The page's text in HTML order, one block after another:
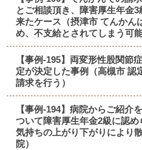
とご相談頂き、障害厚生年金
来たケース（摂津市 てんかん
め、不支給とされてしまう可
【事例-195】両変形性股関節
定が決定した事例（高槻市 認
請求を行う）
【事例-194】病院からご紹介
ついて障害厚生年金2級に認
気持ちの上がり下がりにより
院）